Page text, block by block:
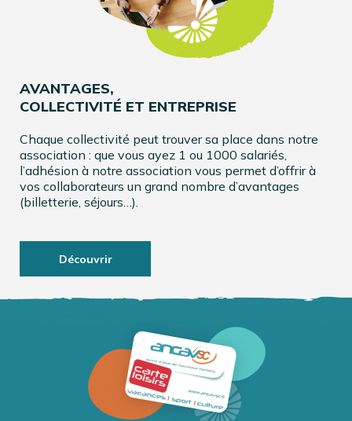
AVANTAGES,
COLLECTIVITÉ ET ENTREPRISE
Chaque collectivité peut trouver sa place dans notre
association : que vous ayez 1 ou 1000 salariés,
l’adhésion à notre association vous permet d’offrir à
vos collaborateurs un grand nombre d’avantages
(billetterie, séjours…).
Découvrir